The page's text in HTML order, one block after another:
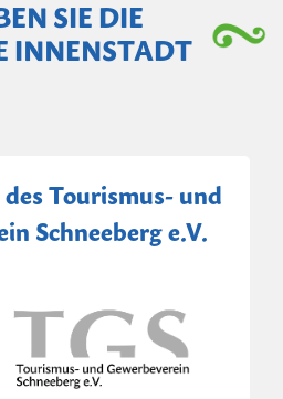
SIE DIE
INNENSTADT
Tourismus- und
Schneeberg e.V.